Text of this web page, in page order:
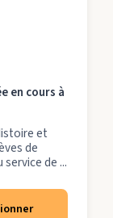
en cours à
et
de
de ...